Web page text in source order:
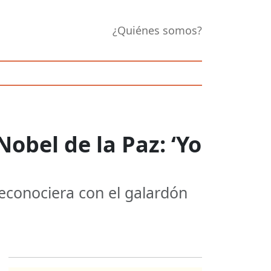
¿Quiénes somos?
de la Paz: ‘Yo
con el galardón